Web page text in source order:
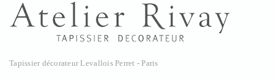
Tapissier décorateur Levallois Perret - Paris